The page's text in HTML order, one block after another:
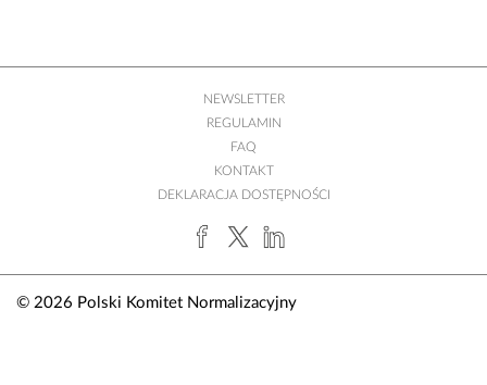
NEWSLETTER
REGULAMIN
FAQ
KONTAKT
DEKLARACJA DOSTĘPNOŚCI
© 2026 Polski Komitet Normalizacyjny